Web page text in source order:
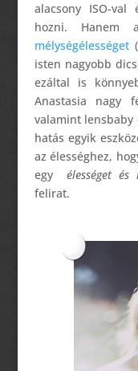
alacsony ISO-
hozni. Hanem
mélységélességet
isten nagyobb
ezáltal is
Anastasia nagy
valamint
hatás egyik
az élességhez,
egyélességet
felirat.